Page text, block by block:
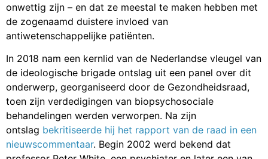
onwettig zijn – en dat ze meestal te maken hebben met
de zogenaamd duistere invloed van
antiwetenschappelijke patiënten.
In 2018 nam een kernlid van de Nederlandse vleugel van
de ideologische brigade ontslag uit een panel over dit
onderwerp, georganiseerd door de Gezondheidsraad,
toen zijn verdedigingen van biopsychosociale
behandelingen werden verworpen. Na zijn
ontslag bekritiseerde hij het rapport van de raad in een
nieuwscommentaar. Begin 2002 werd bekend dat